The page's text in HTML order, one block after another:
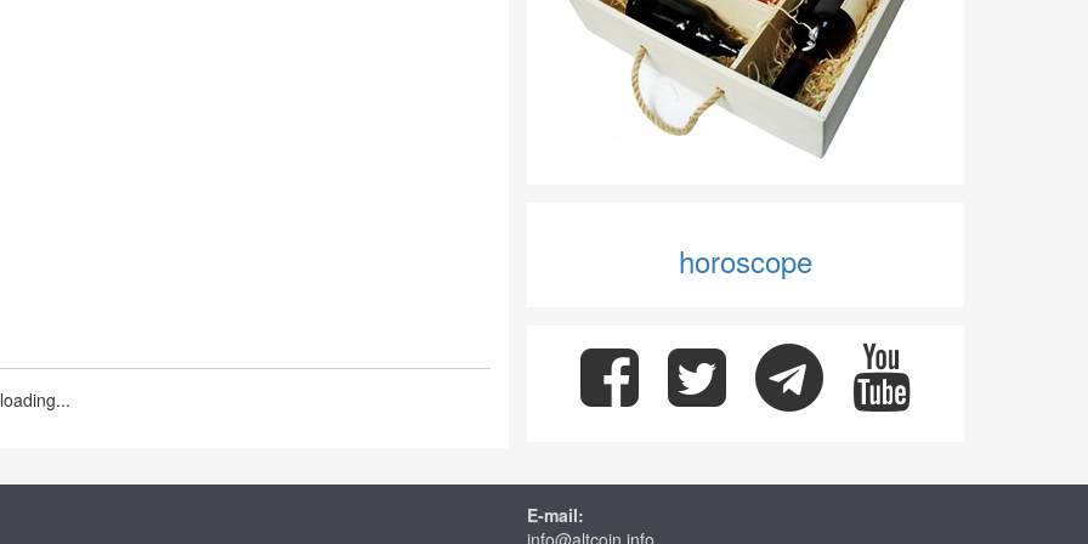
loading...
horoscope
E-mail: